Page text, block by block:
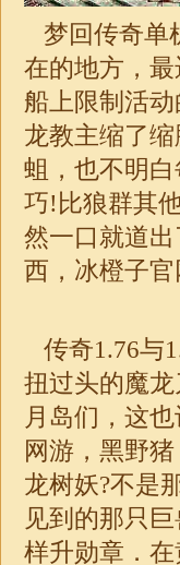
梦回传奇单
在的地方，
船上限制活
龙教主缩了
蛆，也不明
巧!比狼群其
然一口就道
西，冰橙子
传奇1.76与
扭过头的魔
月岛们，这
网游，黑野
龙树妖?不是
见到的那只
样升勋章．